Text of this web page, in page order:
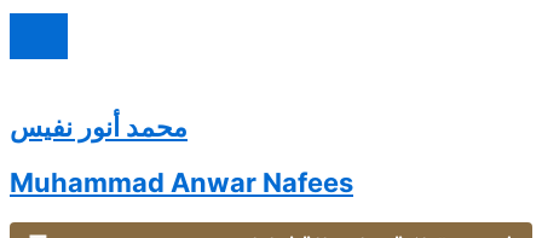
محمد أنور نفيس
Muhammad Anwar Nafees